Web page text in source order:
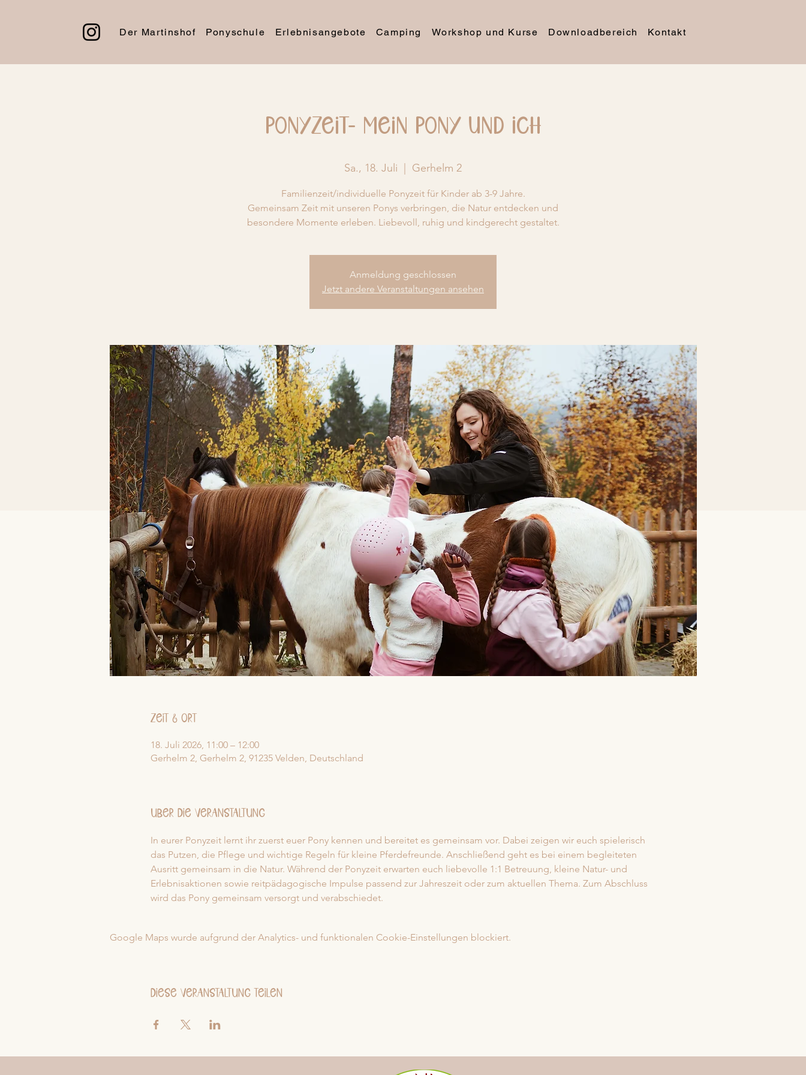
Der Martinshof Ponyschule Erlebnisangebote Camping Workshop und Kurse Downloadbereich Kontakt
Ponyzeit- Mein Pony und Ich
Sa., 18. Juli Gerhelm 2
Familienzeit/individuelle Ponyzeit für Kinder ab 3-9 Jahre.
Gemeinsam Zeit mit unseren Ponys verbringen, die Natur entdecken und
besondere Momente erleben. Liebevoll, ruhig und kindgerecht gestaltet.
Anmeldung geschlossen
Jetzt andere Veranstaltungen ansehen
Zeit & Ort
18. Juli 2026, 11:00 – 12:00
Gerhelm 2, Gerhelm 2, 91235 Velden, Deutschland
Über die Veranstaltung
In eurer Ponyzeit lernt ihr zuerst euer Pony kennen und bereitet es gemeinsam vor. Dabei zeigen wir euch spielerisch
das Putzen, die Pflege und wichtige Regeln für kleine Pferdefreunde. Anschließend geht es bei einem begleiteten
Ausritt gemeinsam in die Natur. Während der Ponyzeit erwarten euch liebevolle 1:1 Betreuung, kleine Natur- und
Erlebnisaktionen sowie reitpädagogische Impulse passend zur Jahreszeit oder zum aktuellen Thema. Zum Abschluss
wird das Pony gemeinsam versorgt und verabschiedet.
Google Maps wurde aufgrund der Analytics- und funktionalen Cookie-Einstellungen blockiert.
Diese Veranstaltung teilen